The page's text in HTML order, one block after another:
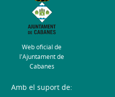
Web oficial de
l'Ajuntament de
Cabanes
Amb el suport de: